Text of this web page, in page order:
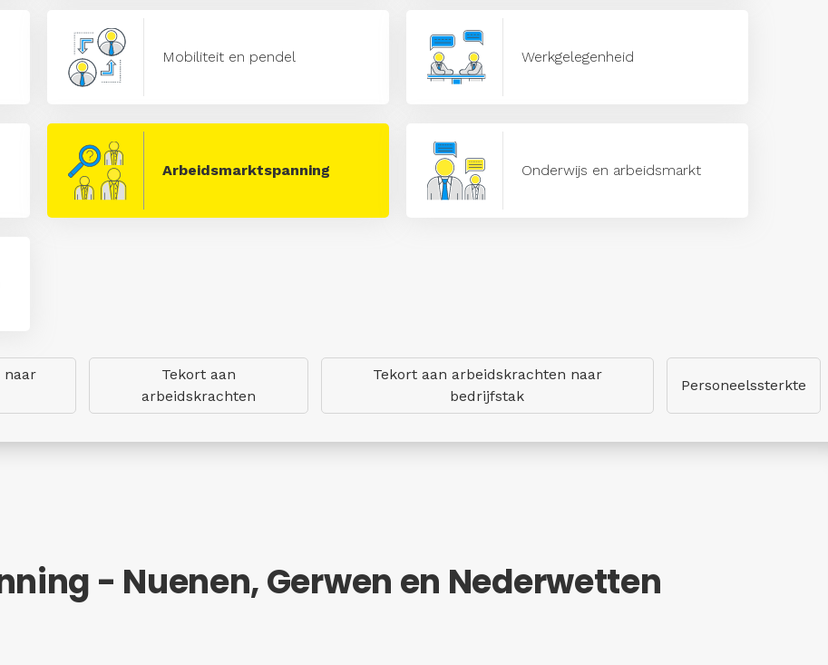
Mobiliteit en pendel Werkgelegenheid
Arbeidsmarktspanning Onderwijs en arbeidsmarkt
naar
Tekort aan
arbeidskrachten
Tekort aan arbeidskrachten naar
bedrijfstak
Personeelssterkte
- Nuenen, Gerwen en Nederwetten